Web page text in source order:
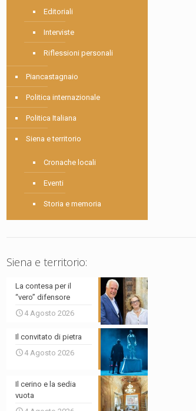
Editoriali
Interviste
Riflessioni personali
Piancastagnaio
Politica internazionale
Politica Italiana
Siena e territorio
Cronache locali
Eventi
Storia e memoria
Siena e territorio:
La contesa per il
“vero” difensore
4 Agosto 2026
Il convitato di pietra
4 Agosto 2026
Il cerino e la sedia
vuota